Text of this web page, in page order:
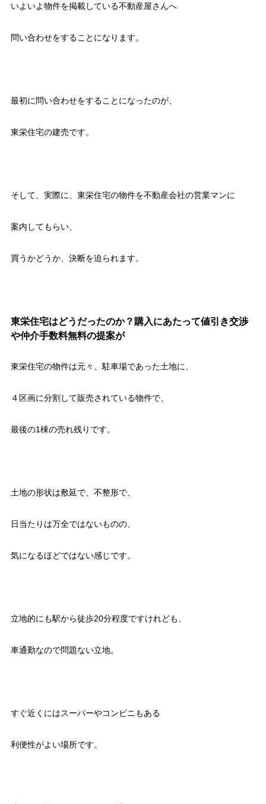
いよいよ物件を掲載している不動産屋さんへ
問い合わせをすることになります。
最初に問い合わせをすることになったのが、
東栄住宅の建売です。
そして、実際に、東栄住宅の物件を不動産会社の営業マンに
案内してもらい、
買うかどうか、決断を迫られます。
東栄住宅はどうだったのか？購入にあたって値引き交渉
や仲介手数料無料の提案が
東栄住宅の物件は元々、駐車場であった土地に、
４区画に分割して販売されている物件で、
最後の1棟の売れ残りです。
土地の形状は敷延で、不整形で、
日当たりは万全ではないものの、
気になるほどではない感じです。
立地的にも駅から徒歩20分程度ですけれども、
車通勤なので問題ない立地。
すぐ近くにはスーパーやコンビニもある
利便性がよい場所です。